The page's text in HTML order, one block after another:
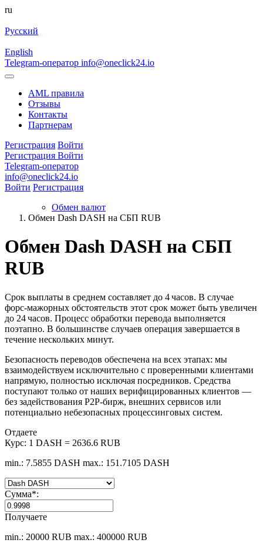
ru
Русский
English
Telegram-оператор info@oneclick24.io
AML правила
Отзывы
Контакты
Партнерам
Регистрация Войти
Регистрация Войти
Telegram-оператор
info@oneclick24.io
Войти Регистрация
Обмен валют
Обмен Dash DASH на СБП RUB
Обмен Dash DASH на СБП
RUB
Срок выплаты в среднем составляет до 4 часов. В случае
форс‑мажорных обстоятельств этот срок может быть увеличен
до 24 часов. Процесс обработки перевода выполняется
поэтапно. В большинстве случаев операция завершается в
течение нескольких минут.
Безопасность переводов обеспечена на всех этапах: мы
взаимодействуем исключительно с проверенными клиентами
напрямую, полностью исключая посредников. Средства
поступают только от наших верифицированных клиентов —
без задействования P2P‑бирж, внешних сервисов или
потенциально небезопасных процессинговых систем.
Отдаете
Курс: 1 DASH = 2636.6 RUB
min.: 7.5855 DASH max.: 151.7105 DASH
Сумма*:
Получаете
min.: 20000 RUB max.: 400000 RUB